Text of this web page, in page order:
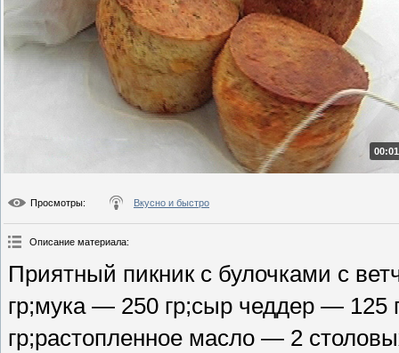
Просмотры: Вкусно и быстро
Описание материала:
Приятный пикник с булочками с
гр;мука — 250 гр;сыр чеддер — 125
гр;растопленное масло — 2